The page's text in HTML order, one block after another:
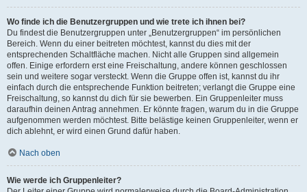
Wo finde ich die Benutzergruppen und wie trete ich ihnen bei?
Du findest die Benutzergruppen unter „Benutzergruppen“ im persönlichen
Bereich. Wenn du einer beitreten möchtest, kannst du dies mit der
entsprechenden Schaltfläche machen. Nicht alle Gruppen sind allgemein
offen. Einige erfordern erst eine Freischaltung, andere können geschlossen
sein und weitere sogar versteckt. Wenn die Gruppe offen ist, kannst du ihr
einfach durch die entsprechende Funktion beitreten; verlangt die Gruppe eine
Freischaltung, so kannst du dich für sie bewerben. Ein Gruppenleiter muss
daraufhin deinen Antrag annehmen. Er könnte fragen, warum du in die Gruppe
aufgenommen werden möchtest. Bitte belästige keinen Gruppenleiter, wenn er
dich ablehnt, er wird einen Grund dafür haben.
Nach oben
Wie werde ich Gruppenleiter?